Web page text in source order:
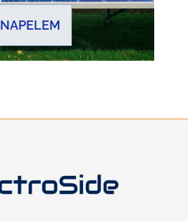
NAPELEM